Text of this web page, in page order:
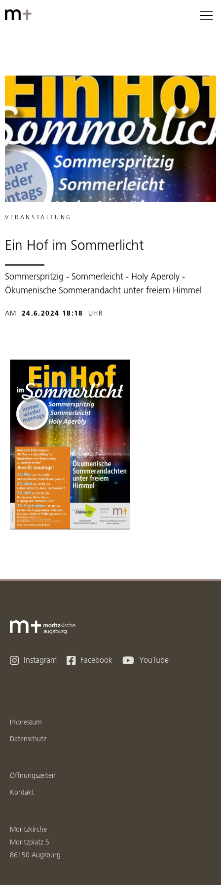
VERANSTALTUNG
Ein Hof im Sommerlicht
Sommerspritzig - Sommerleicht - Holy Aperoly -
Ökumenische Sommerandacht unter freiem Himmel
AM 24.6.2024 18:18 UHR
 Instagram  Facebook  YouTube
Impressum
Datenschutz
Öffnungszeiten
Kontakt
Moritzkirche
Moritzplatz 5
86150 Augsburg